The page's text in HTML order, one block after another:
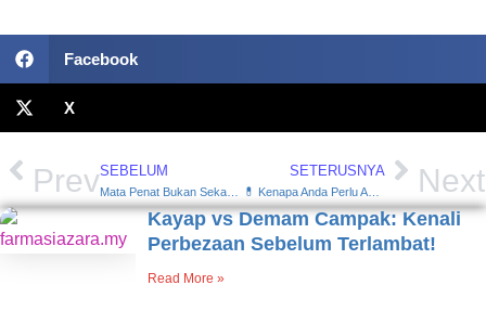
Facebook
X
PrevSEBELUM SETERUSNYA
💊 Kenapa Anda Perlu Ambil Vitamin B Complex Setiap Hari? Next
Kayap vs Demam Campak: Kenali
Perbezaan Sebelum Terlambat!
Read More »